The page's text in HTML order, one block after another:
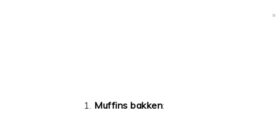
Muffins bakken: